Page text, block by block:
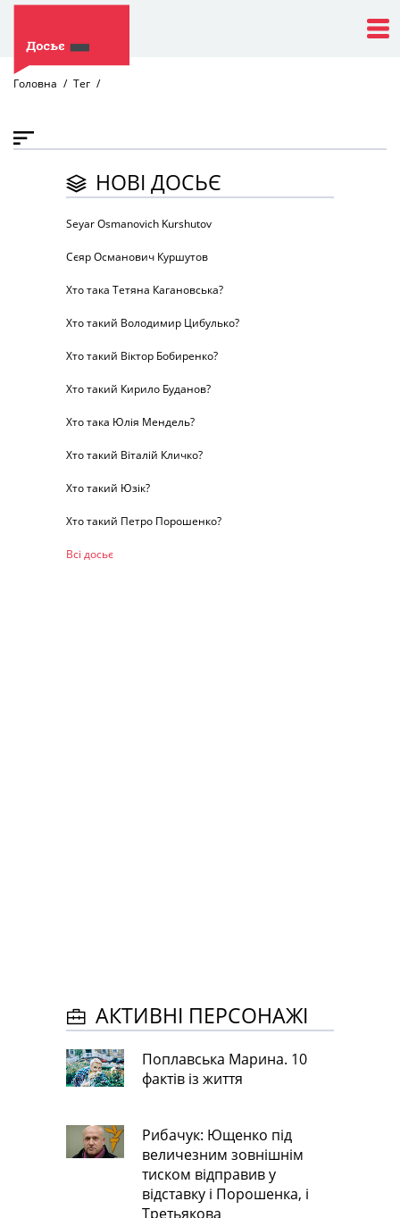
Головна Тег
НОВІ ДОСЬЄ
Seyar Osmanovich Kurshutov
Сєяр Османович Куршутов
Хто така Тетяна Кагановська?
Хто такий Володимир Цибулько?
Хто такий Віктор Бобиренко?
Хто такий Кирило Буданов?
Хто така Юлія Мендель?
Хто такий Віталій Кличко?
Хто такий Юзік?
Хто такий Петро Порошенко?
Всі досьє
АКТИВНІ ПЕРСОНАЖІ
Поплавська Марина. 10
фактів із життя
Рибачук: Ющенко під
величезним зовнішнім
тиском відправив у
відставку і Порошенка, і
Третьякова